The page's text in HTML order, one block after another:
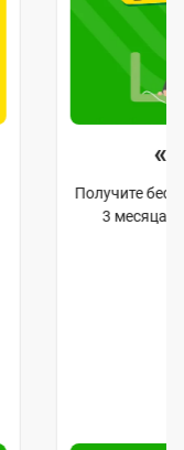
Получите
3 месяца